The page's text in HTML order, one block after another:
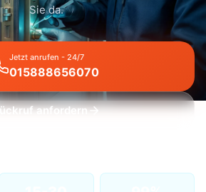
Sie da.
Jetzt anrufen - 24/7
015888656070
anfordern